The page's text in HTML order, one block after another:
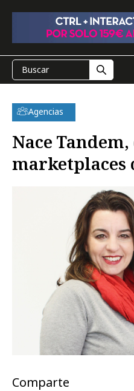
Agencias
Nace
marketplaces
Comparte